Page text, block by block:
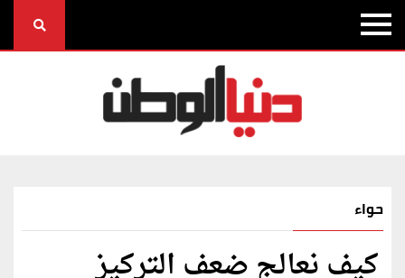
حواء
كيف نعالج ضعف التركيز